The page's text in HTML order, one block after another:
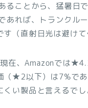
ことから、猛暑日
れば、トランクル
（直射日光は避けて
在、Amazonでは
（★2以下）は7%であ
い製品と言えるでし